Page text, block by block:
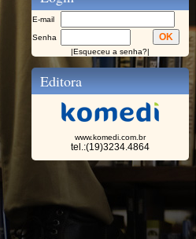
E-mail
Senha
|Esqueceu a senha?|
Editora
www.komedi.com.br
tel.:(19)3234.4864